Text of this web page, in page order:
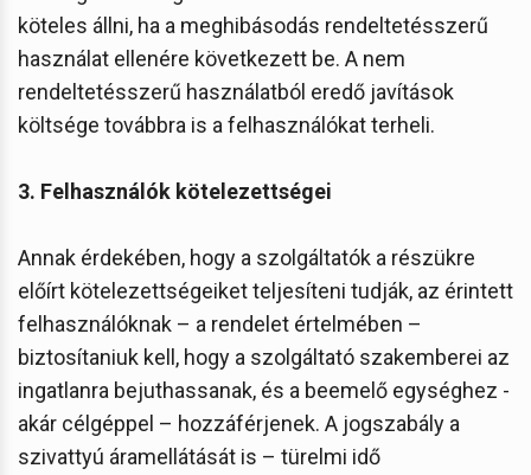
köteles állni, ha a meghibásodás rendeltetésszerű
használat ellenére következett be. A nem
rendeltetésszerű használatból eredő javítások
költsége továbbra is a felhasználókat terheli.
3. Felhasználók kötelezettségei
Annak érdekében, hogy a szolgáltatók a részükre
előírt kötelezettségeiket teljesíteni tudják, az érintett
felhasználóknak – a rendelet értelmében –
biztosítaniuk kell, hogy a szolgáltató szakemberei az
ingatlanra bejuthassanak, és a beemelő egységhez -
akár célgéppel – hozzáférjenek. A jogszabály a
szivattyú áramellátását is – türelmi idő